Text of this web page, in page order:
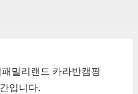
밀리랜드 카라반캠핑
입니다.